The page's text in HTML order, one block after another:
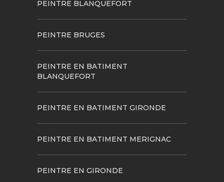
PEINTRE BLANQUEFORT
PEINTRE BRUGES
PEINTRE EN BATIMENT
BLANQUEFORT
PEINTRE EN BATIMENT GIRONDE
PEINTRE EN BATIMENT MERIGNAC
PEINTRE EN GIRONDE